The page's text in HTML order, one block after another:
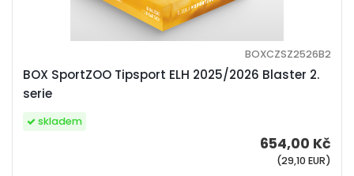
BOX SportZOO Tipsport ELH 2025/2026 Blaster 2.
serie
BOXCZSZ2526B2
654,00 Kč
(29,10 EUR)
skladem